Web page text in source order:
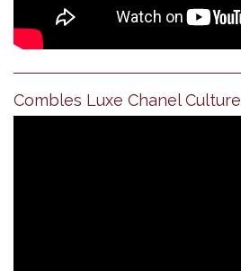
Combles Luxe Chanel Culture